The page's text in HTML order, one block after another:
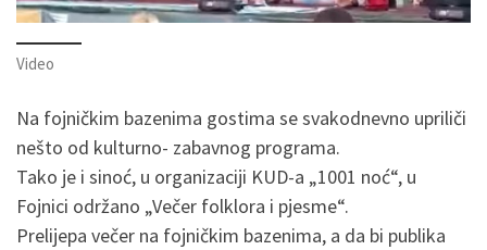
Video
Na fojničkim bazenima gostima se svakodnevno upriliči
nešto od kulturno- zabavnog programa.
Tako je i sinoć, u organizaciji KUD-a „1001 noć“, u
Fojnici održano „Večer folklora i pjesme“.
Prelijepa večer na fojničkim bazenima, a da bi publika